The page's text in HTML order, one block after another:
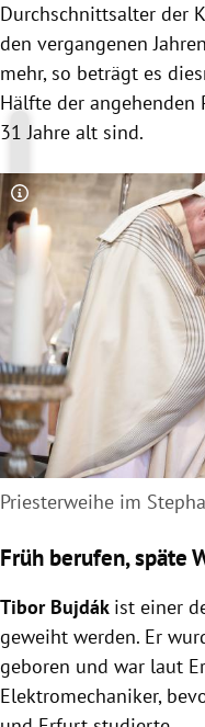
Durchschnittsalter der
den vergangenen
mehr, so beträgt es
Hälfte der angehenden
31 Jahre alt sind.
Copyright-Hinweis
Priesterweihe im
Früh berufen, späte
Tibor Bujdák ist einer
geweiht werden. Er
geboren und war laut
Elektromechaniker,